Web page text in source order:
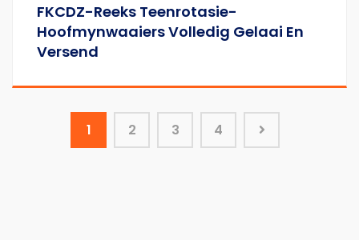
FKCDZ-Reeks Teenrotasie-
Hoofmynwaaiers Volledig Gelaai En
Versend
1 2 3 4